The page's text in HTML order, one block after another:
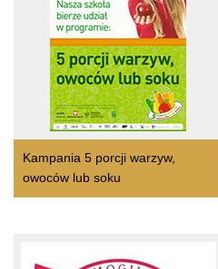
Kampania 5 porcji warzyw,
owoców lub soku